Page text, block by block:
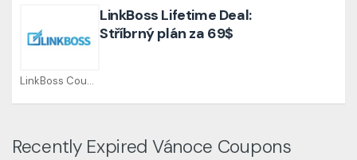
LinkBoss Coupons
LinkBoss Lifetime Deal:
Stříbrný plán za 69$
Recently Expired Vánoce Coupons